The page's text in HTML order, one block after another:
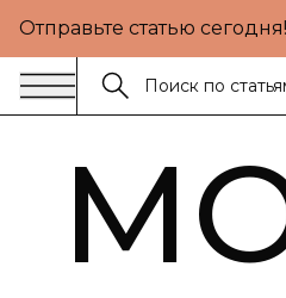
Отправьте статью